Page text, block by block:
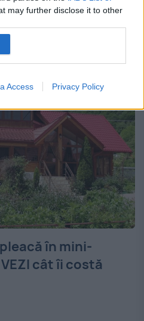
may further disclose it to other
Access Privacy Policy
Copiii au simţit
de care au
în mini-
cât îi costă